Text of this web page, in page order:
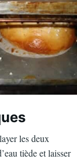
les deux
tiède et laisser